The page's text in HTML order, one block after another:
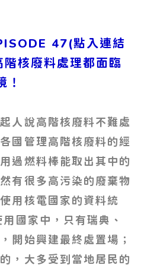
47(點入連結
核廢料處理都面臨
！
人說高階核廢料不難處
國管理高階核廢料的經
過燃料棒能取出其中的
有很多高污染的廢棄物
用核電國家的資料統
國家中，只有瑞典、
開始興建最終處置場；
，大多受到當地居民的